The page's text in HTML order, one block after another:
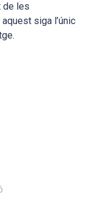
de les
siga l’únic